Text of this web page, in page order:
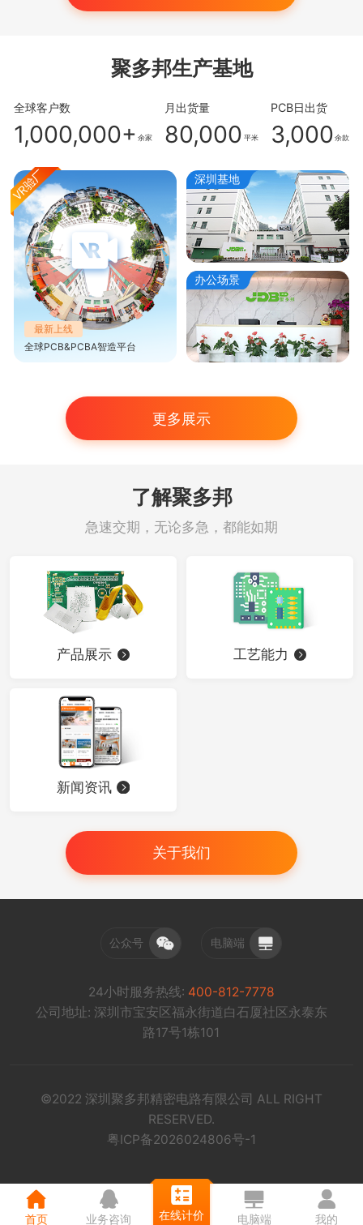
聚多邦生产基地
全球客户数
1,000,000+ 余家
月出货量
80,000 平米
PCB日出货
3,000 余款
最新上线
全球PCB&PCBA智造平台
深圳基地
办公场景
更多展示
了解聚多邦
急速交期，无论多急，都能如期
产品展示 工艺能力
新闻资讯
关于我们
公众号 电脑端
24小时服务热线: 400-812-7778
公司地址: 深圳市宝安区福永街道白石厦社区永泰东
路17号1栋101
©2022 深圳聚多邦精密电路有限公司 ALL RIGHT
RESERVED.
粤ICP备2026024806号-1
首页 业务咨询 在线计价 电脑端 我的